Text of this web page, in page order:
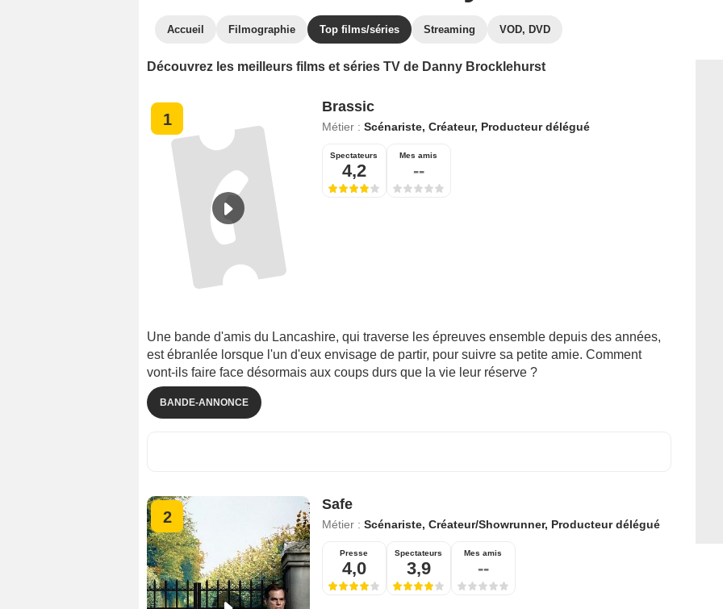
Accueil Filmographie Top films/séries Streaming VOD, DVD
Découvrez les meilleurs films et séries TV de Danny Brocklehurst
1
Brassic
Métier : Scénariste, Créateur, Producteur délégué
Spectateurs
4,2
Mes amis
--
Une bande d'amis du Lancashire, qui traverse les épreuves ensemble depuis des années,
est ébranlée lorsque l'un d'eux envisage de partir, pour suivre sa petite amie. Comment
vont-ils faire face désormais aux coups durs que la vie leur réserve ?
BANDE-ANNONCE
2
Safe
Métier : Scénariste, Créateur/Showrunner, Producteur délégué
Presse
4,0
Spectateurs
3,9
Mes amis
--